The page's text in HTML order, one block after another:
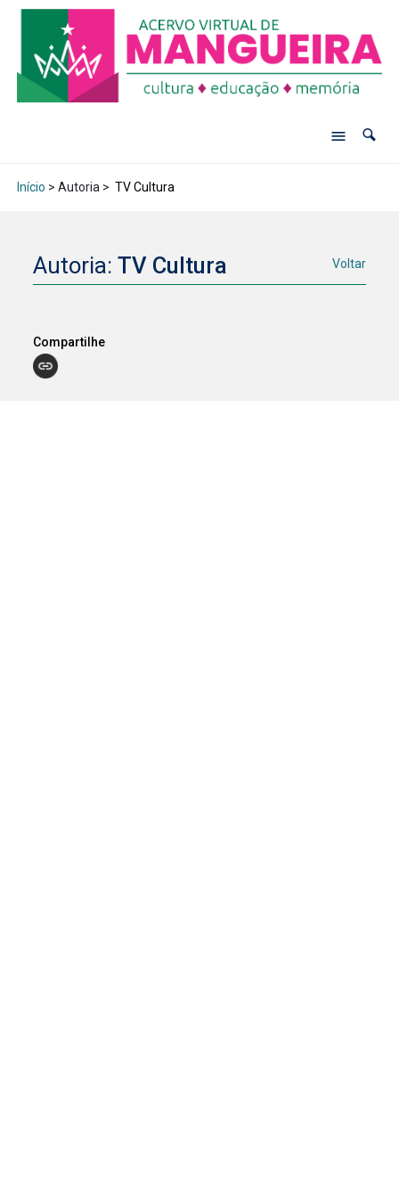
Início > Autoria > TV Cultura
Autoria:TV Cultura Voltar
Compartilhe